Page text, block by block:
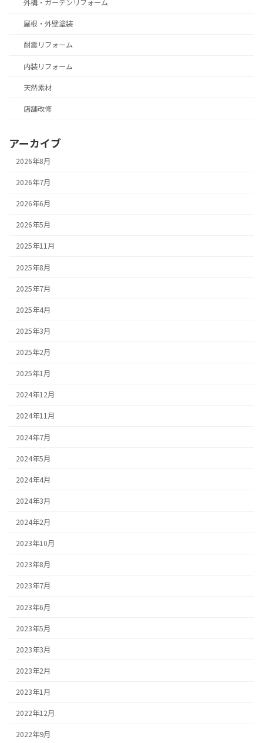
外構・ガーデンリフォーム
屋根・外壁塗装
耐震リフォーム
内装リフォーム
天然素材
店舗改修
アーカイブ
2026年8月
2026年7月
2026年6月
2026年5月
2025年11月
2025年8月
2025年7月
2025年4月
2025年3月
2025年2月
2025年1月
2024年12月
2024年11月
2024年7月
2024年5月
2024年4月
2024年3月
2024年2月
2023年10月
2023年8月
2023年7月
2023年6月
2023年5月
2023年3月
2023年2月
2023年1月
2022年12月
2022年9月